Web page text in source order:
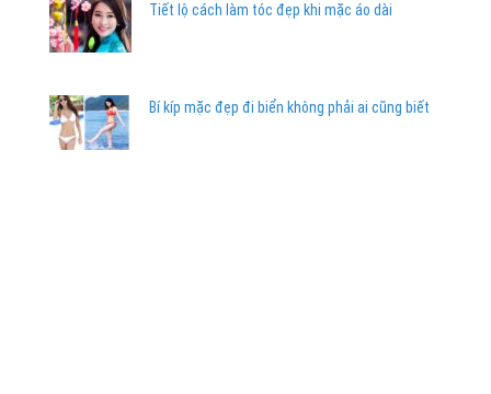
Tiết lộ cách làm tóc đẹp khi mặc áo dài
Bí kíp mặc đẹp đi biển không phải ai cũng biết